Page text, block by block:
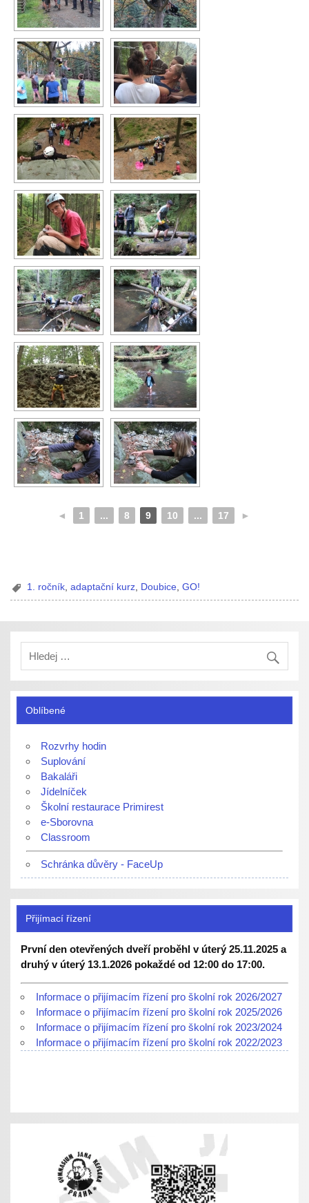
◄ 1 ... 8 9 10 ... 17 ►
1. ročník ,adaptační kurz Doubice ,GO!
Oblíbené
Rozvrhy hodin
Suplování
Bakaláři
Jídelníček
Školní restaurace Primirest
e-Sborovna
Classroom
Schránka důvěry - FaceUp
Přijímací řízení
První den otevřených dveří proběhl v úterý 25.11.2025 a
druhý v úterý 13.1.2026 pokaždé od 12:00 do 17:00.
Informace o přijímacím řízení pro školní rok 2026/2027
Informace o přijímacím řízení pro školní rok 2025/2026
Informace o přijímacím řízení pro školní rok 2023/2024
Informace o přijímacím řízení pro školní rok 2022/2023